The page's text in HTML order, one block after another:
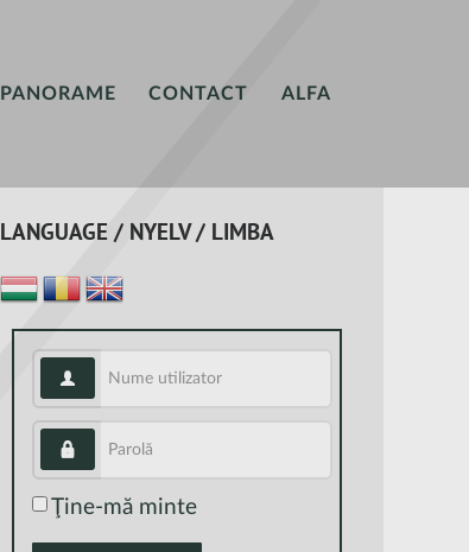
PANORAME CONTACT ALFA
LANGUAGE / NYELV / LIMBA
Nume utilizator
Parolă
Ţine-mă minte